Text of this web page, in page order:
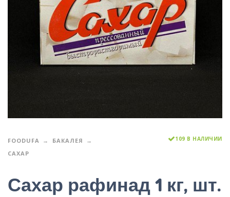
FOODUFA
БАКАЛЕЯ
САХАР
109 В НАЛИЧИИ
Сахар рафинад 1 кг, шт.